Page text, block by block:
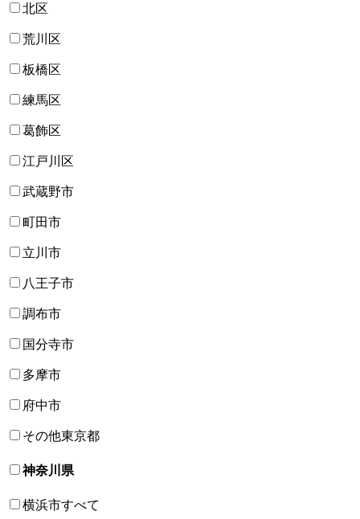
北区
荒川区
板橋区
練馬区
葛飾区
江戸川区
武蔵野市
町田市
立川市
八王子市
調布市
国分寺市
多摩市
府中市
その他東京都
神奈川県
横浜市すべて